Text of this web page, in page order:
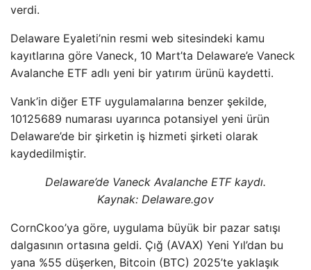
verdi.
Delaware Eyaleti’nin resmi web sitesindeki kamu
kayıtlarına göre Vaneck, 10 Mart’ta Delaware’e Vaneck
Avalanche ETF adlı yeni bir yatırım ürünü kaydetti.
Vank’in diğer ETF uygulamalarına benzer şekilde,
10125689 numarası uyarınca potansiyel yeni ürün
Delaware’de bir şirketin iş hizmeti şirketi olarak
kaydedilmiştir.
Delaware’de Vaneck Avalanche ETF kaydı.
Kaynak: Delaware.gov
CornCkoo’ya göre, uygulama büyük bir pazar satışı
dalgasının ortasına geldi. Çığ (AVAX) Yeni Yıl’dan bu
yana %55 düşerken, Bitcoin (BTC) 2025’te yaklaşık